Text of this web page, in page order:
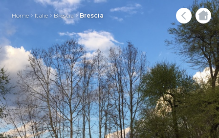
Home Italie Brescia Brescia